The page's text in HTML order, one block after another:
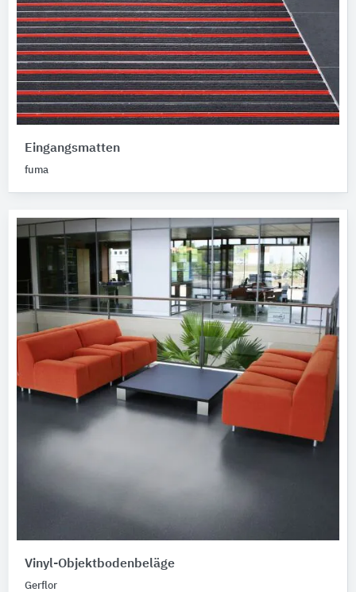
Eingangsmatten
fuma
Vinyl-Objektbodenbeläge
Gerflor